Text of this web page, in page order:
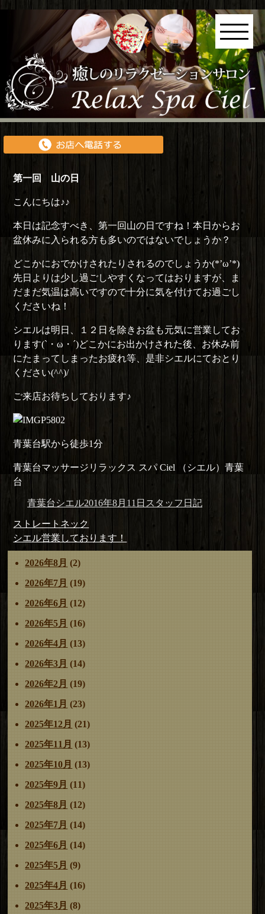
第一回 山の日
こんにちは♪♪
本日は記念すべき、第一回山の日ですね！本日からお
盆休みに入られる方も多いのではないでしょうか？
どこかにおでかけされたりされるのでしょうか(*’ω’*)
先日よりは少し過ごしやすくなってはおりますが、ま
だまだ気温は高いですので十分に気を付けてお過ごし
くださいね！
シエルは明日、１２日を除きお盆も元気に営業してお
ります(`・ω・´)どこかにお出かけされた後、お休み前
にたまってしまったお疲れ等、是非シエルにておとり
ください(^^)/
ご来店お待ちしております♪
青葉台駅から徒歩1分
青葉台マッサージリラックス スパ Ciel （シエル）青葉
台
投
者
青葉台シエル投
日:
2016年8月11日 カ
スタッフ日記
投
稿
ナ
ビ
ゲ
シ
ョ
前
の
投
稿:
ストレートネック
次
の
投
稿:
シエル営業しております！
2026年8月 (2)
2026年7月 (19)
2026年6月 (12)
2026年5月 (16)
2026年4月 (13)
2026年3月 (14)
2026年2月 (19)
2026年1月 (23)
2025年12月 (21)
2025年11月 (13)
2025年10月 (13)
2025年9月 (11)
2025年8月 (12)
2025年7月 (14)
2025年6月 (14)
2025年5月 (9)
2025年4月 (16)
2025年3月 (8)